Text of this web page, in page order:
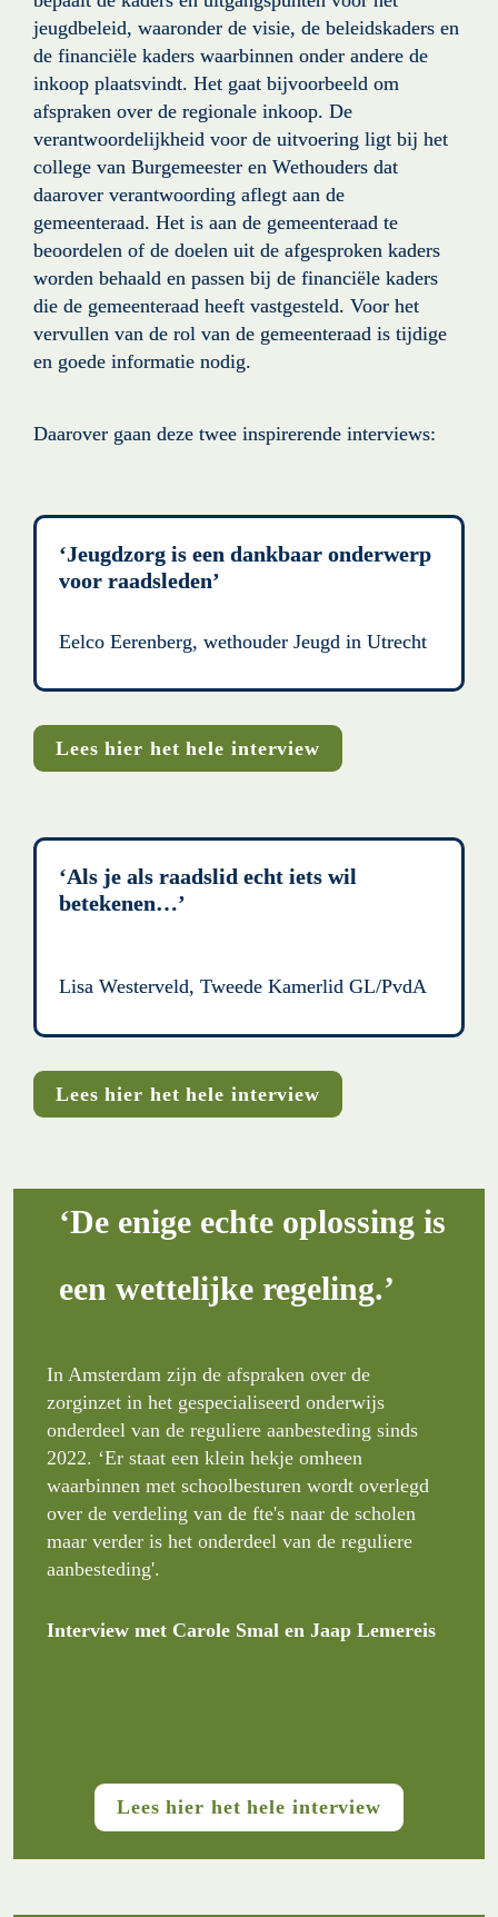
jeugdbeleid, waaronder de visie, de beleidskaders en
de financiële kaders waarbinnen onder andere de
inkoop plaatsvindt. Het gaat bijvoorbeeld om
afspraken over de regionale inkoop. De
verantwoordelijkheid voor de uitvoering ligt bij het
college van Burgemeester en Wethouders dat
daarover verantwoording aflegt aan de
gemeenteraad. Het is aan de gemeenteraad te
beoordelen of de doelen uit de afgesproken kaders
worden behaald en passen bij de financiële kaders
die de gemeenteraad heeft vastgesteld. Voor het
vervullen van de rol van de gemeenteraad is tijdige
en goede informatie nodig.
Daarover gaan deze twee inspirerende interviews:
‘Jeugdzorg is een dankbaar onderwerp
voor raadsleden’
Eelco Eerenberg, wethouder Jeugd in Utrecht
Lees hier het hele interview
‘Als je als raadslid echt iets wil
betekenen…’
Lisa Westerveld, Tweede Kamerlid GL/PvdA
Lees hier het hele interview
‘De enige echte oplossing is
een wettelijke regeling.’
In Amsterdam zijn de afspraken over de
zorginzet in het gespecialiseerd onderwijs
onderdeel van de reguliere aanbesteding sinds
2022. ‘Er staat een klein hekje omheen
waarbinnen met schoolbesturen wordt overlegd
over de verdeling van de fte's naar de scholen
maar verder is het onderdeel van de reguliere
aanbesteding'.
Interview met Carole Smal en Jaap Lemereis
Lees hier het hele interview